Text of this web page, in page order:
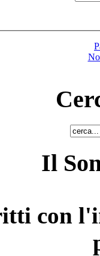
Il
con